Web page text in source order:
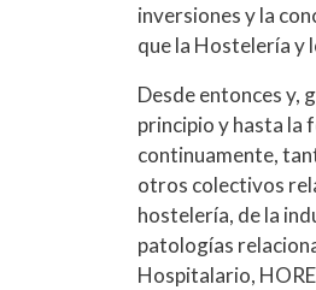
inversiones y la
que la Hostelería y
Desde entonces y,
principio y hasta la
continuamente,
otros colectivos
hostelería, de la
patologías
Hospitalario,